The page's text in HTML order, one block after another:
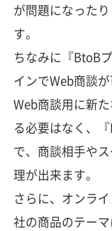
が問題になった
す。
ちなみに『BtoB
インでWeb商談
Web商談用に新
る必要はなく、
で、商談相手や
理が出来ます。
さらに、オンラ
社の商品のテー